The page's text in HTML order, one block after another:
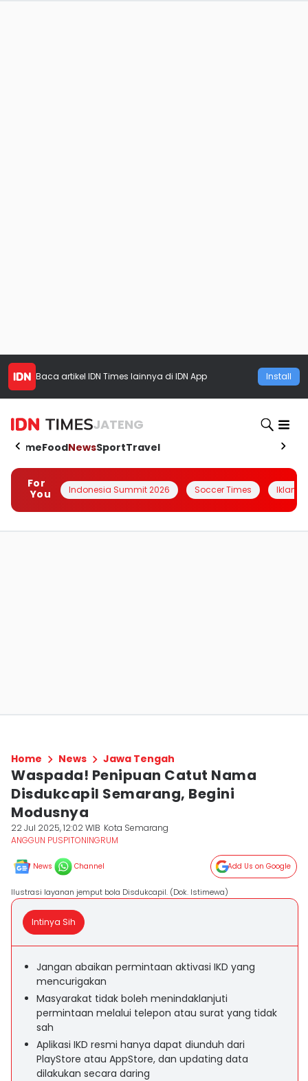
Baca artikel IDN Times lainnya di IDN App Install
JATENG
HomeFoodNewsSportTravel
For
You
Indonesia Summit 2026 Soccer Times Iklanin
Home News Jawa Tengah
Waspada! Penipuan Catut Nama
Disdukcapil Semarang, Begini
Modusnya
22 Jul 2025, 12:02 WIB Kota Semarang
ANGGUN PUSPITONINGRUM
News Channel Add Us on Google
Ilustrasi layanan jemput bola Disdukcapil. (Dok. Istimewa)
Intinya Sih
Jangan abaikan permintaan aktivasi IKD yang
mencurigakan
Masyarakat tidak boleh menindaklanjuti
permintaan melalui telepon atau surat yang tidak
sah
Aplikasi IKD resmi hanya dapat diunduh dari
PlayStore atau AppStore, dan updating data
dilakukan secara daring